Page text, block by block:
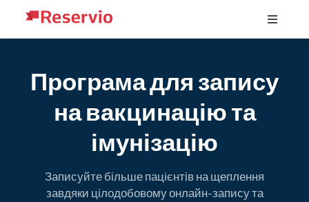
Програма для запису
на вакцинацію та
імунізацію
Записуйте більше пацієнтів на щеплення
завдяки цілодобовому онлайн-запису та